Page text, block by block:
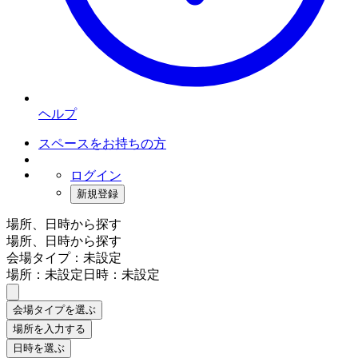
ヘルプ
スペースをお持ちの方
ログイン
新規登録
場所、日時から探す
場所、日時から探す
会場タイプ：未設定
場所：未設定日時：未設定
会場タイプを選ぶ
場所を入力する
日時を選ぶ